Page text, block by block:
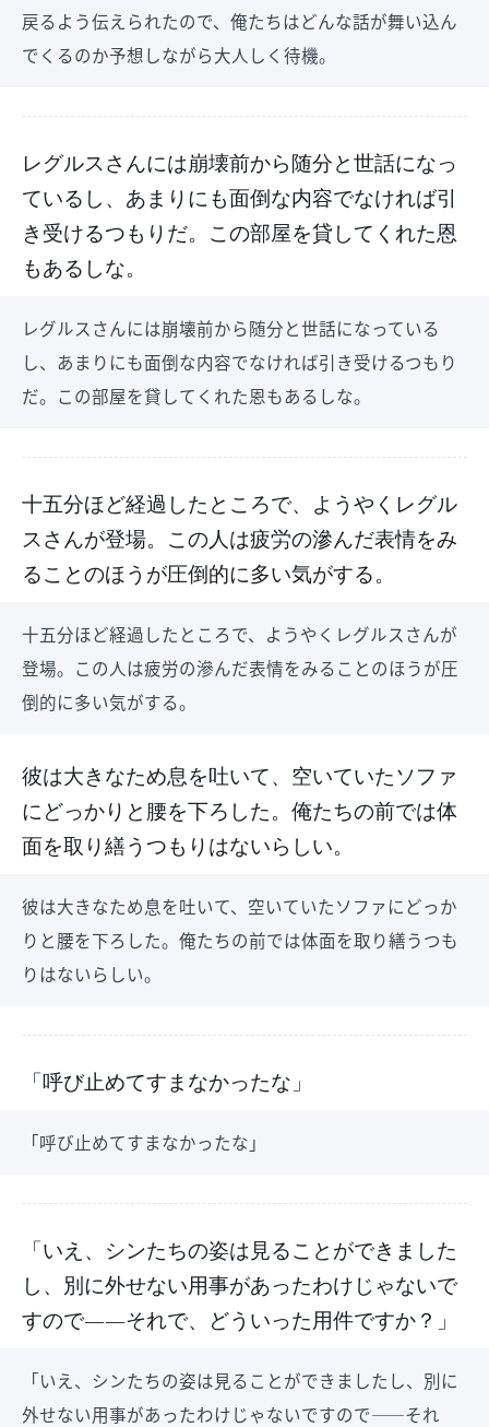
戻るよう伝えられたので、俺たちはどんな話が舞い込ん
でくるのか予想しながら大人しく待機。
レグルスさんには崩壊前から随分と世話になっ
ているし、あまりにも面倒な内容でなければ引
き受けるつもりだ。この部屋を貸してくれた恩
もあるしな。
レグルスさんには崩壊前から随分と世話になっている
し、あまりにも面倒な内容でなければ引き受けるつもり
だ。この部屋を貸してくれた恩もあるしな。
十五分ほど経過したところで、ようやくレグル
スさんが登場。この人は疲労の滲んだ表情をみ
ることのほうが圧倒的に多い気がする。
十五分ほど経過したところで、ようやくレグルスさんが
登場。この人は疲労の滲んだ表情をみることのほうが圧
倒的に多い気がする。
彼は大きなため息を吐いて、空いていたソファ
にどっかりと腰を下ろした。俺たちの前では体
面を取り繕うつもりはないらしい。
彼は大きなため息を吐いて、空いていたソファにどっか
りと腰を下ろした。俺たちの前では体面を取り繕うつも
りはないらしい。
「呼び止めてすまなかったな」
「呼び止めてすまなかったな」
「いえ、シンたちの姿は見ることができました
し、別に外せない用事があったわけじゃないで
すので――それで、どういった用件ですか？」
「いえ、シンたちの姿は見ることができましたし、別に
外せない用事があったわけじゃないですので――それ